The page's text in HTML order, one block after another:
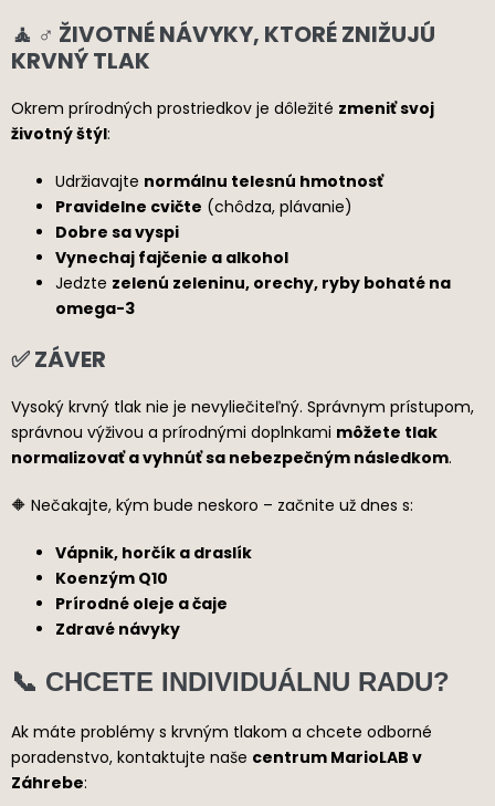
🧘 ♂️ ŽIVOTNÉ NÁVYKY, KTORÉ ZNIŽUJÚ
KRVNÝ TLAK
Okrem prírodných prostriedkov je dôležité zmeniť svoj
životný štýl:
Udržiavajte normálnu telesnú hmotnosť
Pravidelne cvičte (chôdza, plávanie)
Dobre sa vyspi
Vynechaj fajčenie a alkohol
Jedzte zelenú zeleninu, orechy, ryby bohaté na
omega-3
✅ ZÁVER
Vysoký krvný tlak nie je nevyliečiteľný. Správnym prístupom,
správnou výživou a prírodnými doplnkami môžete tlak
normalizovať a vyhnúť sa nebezpečným následkom.
🔶 Nečakajte, kým bude neskoro – začnite už dnes s:
Vápnik, horčík a draslík
Koenzým Q10
Prírodné oleje a čaje
Zdravé návyky
📞 CHCETE INDIVIDUÁLNU RADU?
Ak máte problémy s krvným tlakom a chcete odborné
poradenstvo, kontaktujte naše centrum MarioLAB v
Záhrebe: